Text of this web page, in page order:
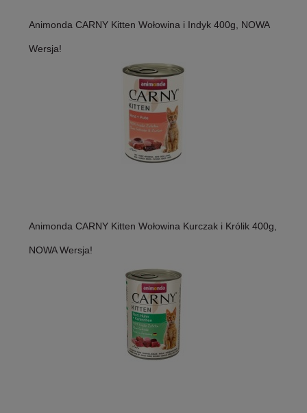
Animonda CARNY Kitten Wołowina i Indyk 400g, NOWA
Wersja!
Animonda CARNY Kitten Wołowina Kurczak i Królik 400g,
NOWA Wersja!